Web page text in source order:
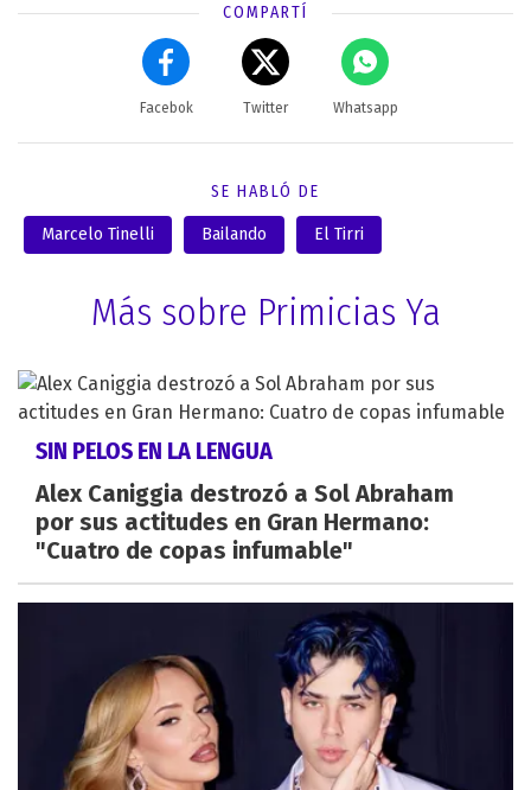
COMPARTÍ
Facebok Twitter Whatsapp
SE HABLÓ DE
Marcelo Tinelli Bailando El Tirri
Más sobre Primicias Ya
SIN PELOS EN LA LENGUA
Alex Caniggia destrozó a Sol Abraham
por sus actitudes en Gran Hermano:
"Cuatro de copas infumable"